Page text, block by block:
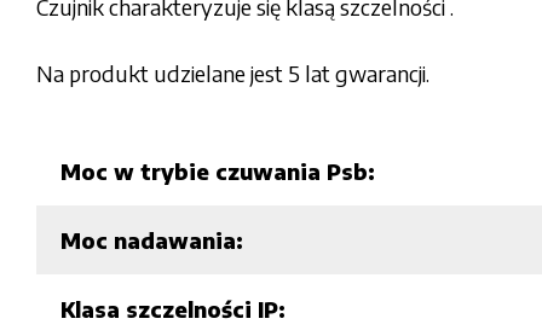
Czujnik charakteryzuje się klasą szczelności .
Na produkt udzielane jest 5 lat gwarancji.
Moc w trybie czuwania Psb:
Moc nadawania:
Klasa szczelności IP: